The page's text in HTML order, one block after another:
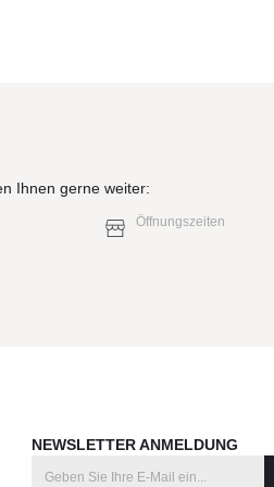
Ihnen gerne weiter:
Öffnungszeiten
NEWSLETTER ANMELDUNG